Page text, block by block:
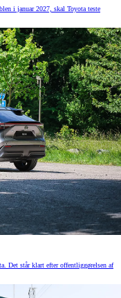
i januar 2027, skal Toyota teste
Det står klart efter offentliggørelsen af